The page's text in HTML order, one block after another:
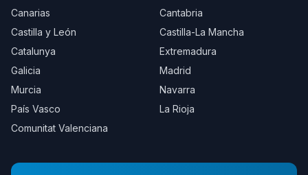
Canarias
Cantabria
Castilla y León
Castilla-La Mancha
Catalunya
Extremadura
Galicia
Madrid
Murcia
Navarra
País Vasco
La Rioja
Comunitat Valenciana